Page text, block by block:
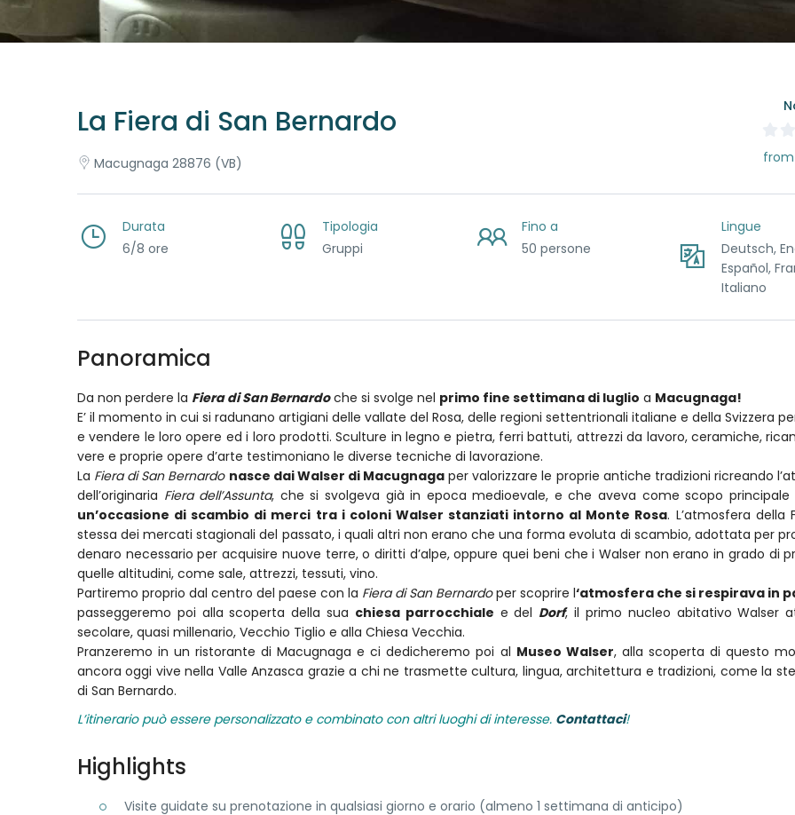
La Fiera di San Bernardo
Macugnaga 28876 (VB)
Durata
6/8 ore
Tipologia
Gruppi
Fino a
50 persone
Lingue
Deutsch,
Español,
Italiano
Panoramica
Da non perdere la Fiera di San Bernardoche si svolge nel primo fine settimana di luglio a Macugnaga!
E’ il momento in cui si radunano artigiani delle vallate del Rosa, delle regioni settentrionali italiane e della Svizzera
e vendere le loro opere ed i loro prodotti. Sculture in legno e pietra, ferri battuti, attrezzi da lavoro, ceramiche,
vere e proprie opere d’arte testimoniano le diverse tecniche di lavorazione.
La Fiera di San Bernardo nasce dai Walser di Macugnaga per valorizzare le proprie antiche tradizioni ricreando
dell’originaria Fiera dell’Assunta, che si svolgeva già in epoca medioevale, e che aveva come scopo principale
un’occasione di scambio di merci tra i coloni Walser stanziati intorno al Monte Rosa. L’atmosfera della
stessa dei mercati stagionali del passato, i quali altri non erano che una forma evoluta di scambio, adottata per
denaro necessario per acquisire nuove terre, o diritti d’alpe, oppure quei beni che i Walser non erano in grado di
quelle altitudini, come sale, attrezzi, tessuti, vino.
Partiremo proprio dal centro del paese con la Fiera di San Bernardoper scoprire l‘atmosfera che si respirava in
passeggeremo poi alla scoperta della sua chiesa parrocchiale e del Dorf, il primo nucleo abitativo Walser
secolare, quasi millenario, Vecchio Tiglio e alla Chiesa Vecchia.
Pranzeremo in un ristorante di Macugnaga e ci dedicheremo poi al Museo Walser, alla scoperta di questo
ancora oggi vive nella Valle Anzasca grazie a chi ne trasmette cultura, lingua, architettura e tradizioni, come la
di San Bernardo.
L’itinerario può essere personalizzato e combinato con altri luoghi di interesse. Contattaci!
Highlights
Visite guidate su prenotazione in qualsiasi giorno e orario (almeno 1 settimana di anticipo)